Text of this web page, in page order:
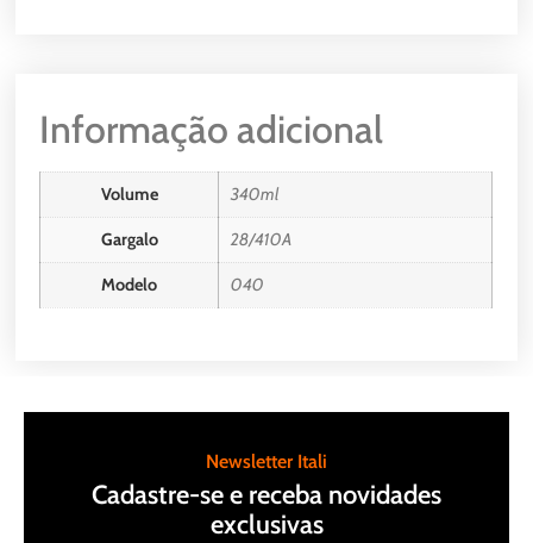
Informação adicional
Volume 340ml
Gargalo 28/410A
Modelo 040
Newsletter Itali
Cadastre-se e receba novidades
exclusivas